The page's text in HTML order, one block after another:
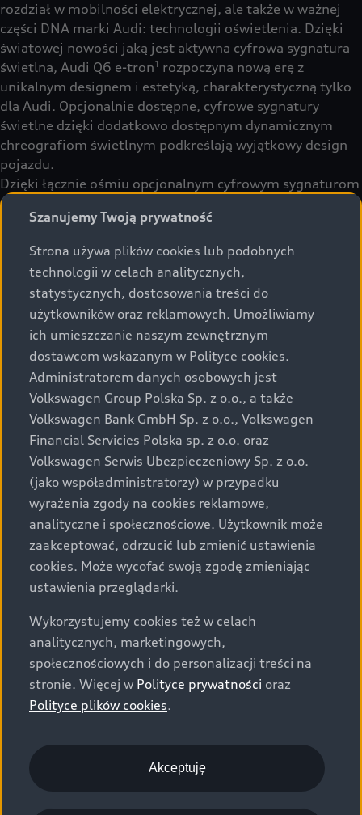
Szanujemy Twoją prywatność
Strona używa plików cookies lub podobnych
technologii w celach analitycznych,
statystycznych, dostosowania treści do
użytkowników oraz reklamowych. Umożliwiamy
ich umieszczanie naszym zewnętrznym
dostawcom wskazanym w Polityce cookies.
Administratorem danych osobowych jest
Volkswagen Group Polska Sp. z o.o., a także
Volkswagen Bank GmbH Sp. z o.o., Volkswagen
Financial Servicies Polska sp. z o.o. oraz
Volkswagen Serwis Ubezpieczeniowy Sp. z o.o.
(jako współadministratorzy) w przypadku
wyrażenia zgody na cookies reklamowe,
analityczne i społecznościowe. Użytkownik może
zaakceptować, odrzucić lub zmienić ustawienia
cookies. Może wycofać swoją zgodę zmieniając
ustawienia przeglądarki.
Wykorzystujemy cookies też w celach
analitycznych, marketingowych,
społecznościowych i do personalizacji treści na
stronie. Więcej w Polityce prywatności oraz
Polityce plików cookies.
Akceptuję
rozdział w mobilności elektrycznej, ale także w ważnej
części DNA marki Audi: technologii oświetlenia. Dzięki
światowej nowości jaką jest aktywna cyfrowa sygnatura
świetlna, Audi Q6 e-tron1
rozpoczyna nową erę z
unikalnym designem i estetyką, charakterystyczną tylko
dla Audi. Opcjonalnie dostępne, cyfrowe sygnatury
świetlne dzięki dodatkowo dostępnym dynamicznym
chreografiom świetlnym podkreślają wyjątkowy design
pojazdu.
Dzięki łącznie ośmiu opcjonalnym cyfrowym sygnaturom
świetlnym w nowo zaprojektowanych światłach do jazdy
dziennej reflektorów Matrix LED oraz w cyfrowych
tylnych światłach OLED 2.0, użytkownicy mogą
spersonalizować wygląd swojego Audi Q6 e-tron
nigdy dotąd. Możliwość ta jest dostępna zarówno za
pośrednictwem systemu MMI, jak i po raz pierwszy, za
pomocą aplikacji myAudi. Co więcej, cyfrowe sygnatury
świateł można dokupić również po zakupie pojazdu.
Druga generacja cyfrowych tylnych świateł OLED w Q6 e-
1wynosi design oświetlenia i jego funkcjonalność, a
tym samym bezpieczeństwo na drodze, na nowy poziom.
Po raz pierwszy cyfrowe tylne światła OLED mogą
komunikować się z otoczeniem w ukierunkowany sposób
(Car-to-X).
Liczba segmentów na panelu cyfrowym OLED wzrosła w
porównaniu do pierwszej generacji z sześciu do
sześćdziesięciu segmentów. W sumie, w tylnych
światłach Audi Q6 e-tron 1stosuje się sześć paneli OLED,
o łącznej liczbie 360 segmentów. Ciągły wzrost liczby
segmentów na panelu cyfrowym OLED umożliwi w
wyświetlacz, który jeszcze bardziej poprawi komunikację
Car-to-X oraz bezpieczeństwo na drodze.